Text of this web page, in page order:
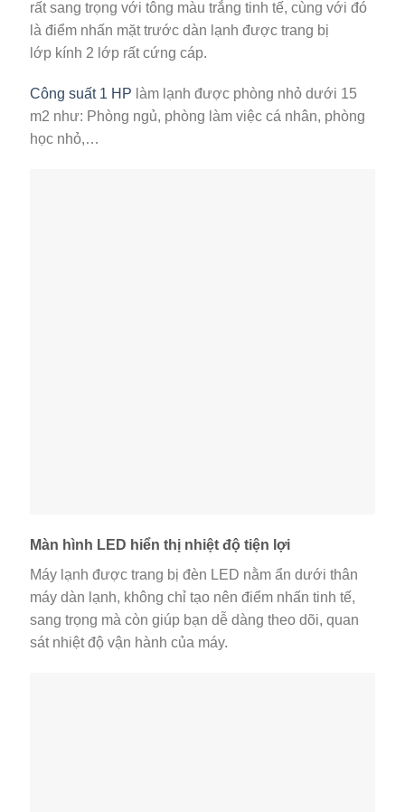
rất sang trọng với tông màu trắng tinh tế, cùng với đó
là điểm nhấn mặt trước dàn lạnh được trang bị
lớp kính 2 lớp rất cứng cáp.
Công suất 1 HP làm lạnh được phòng nhỏ dưới 15
m2 như: Phòng ngủ, phòng làm việc cá nhân, phòng
học nhỏ,…
Màn hình LED hiển thị nhiệt độ tiện lợi
Máy lạnh được trang bị đèn LED nằm ẩn dưới thân
máy dàn lạnh, không chỉ tạo nên điểm nhấn tinh tế,
sang trọng mà còn giúp bạn dễ dàng theo dõi, quan
sát nhiệt độ vận hành của máy.